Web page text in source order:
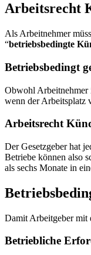
Arbeitsrecht
Als Arbeitnehmer
“betriebsbedingte
Betriebsbedingt
Obwohl Arbeitnehmer
wenn der Arbeitsplatz
Arbeitsrecht
Der Gesetzgeber hat
Betriebe können also
als sechs Monate in
Damit Arbeitgeber mit
Betriebliche